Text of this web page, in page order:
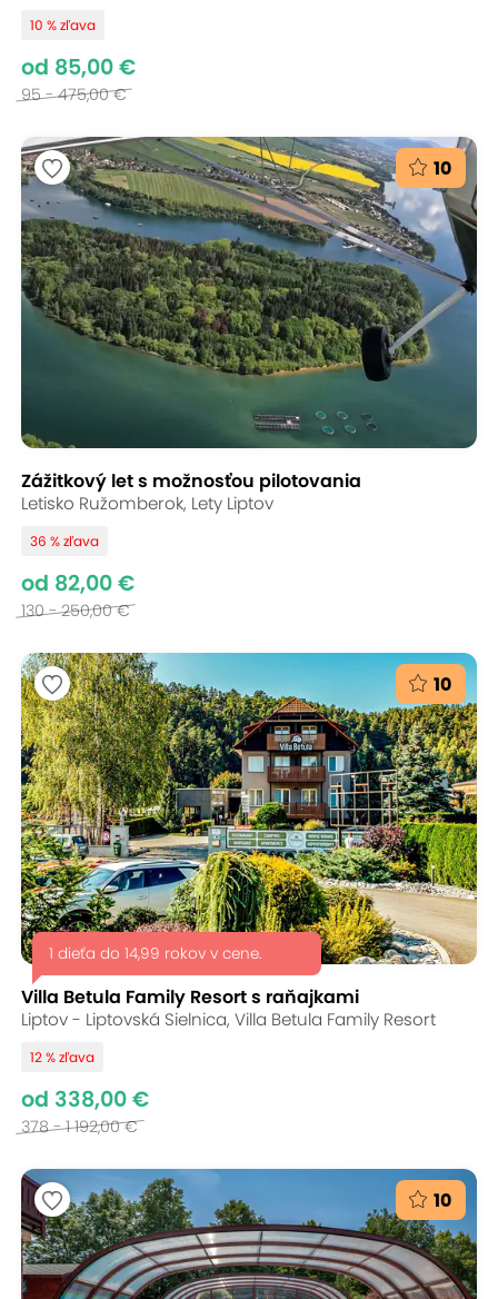
10 % zľava
od 85,00 €
95 - 475,00 €
10
Zážitkový let s možnosťou pilotovania
Letisko Ružomberok, Lety Liptov
36 % zľava
od 82,00 €
130 - 250,00 €
10
1 dieťa do 14,99 rokov v cene.
Villa Betula Family Resort s raňajkami
Liptov - Liptovská Sielnica, Villa Betula Family Resort
12 % zľava
od 338,00 €
378 - 1 192,00 €
10